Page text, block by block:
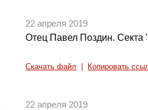
22 апреля 2019
Отец Павел Поздин. Секта
Скачать файл Копировать
22 апреля 2019